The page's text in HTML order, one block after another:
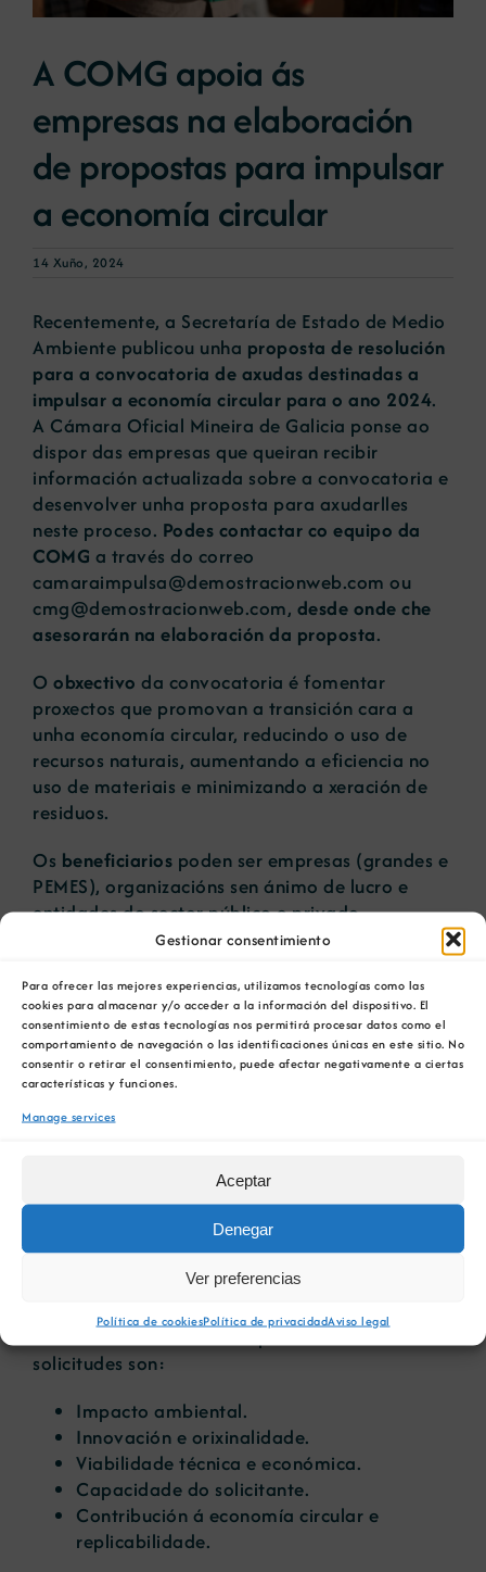
Gestionar consentimiento
Para ofrecer las mejores experiencias, utilizamos tecnologías como las
cookies para almacenar y/o acceder a la información del dispositivo. El
consentimiento de estas tecnologías nos permitirá procesar datos como el
comportamiento de navegación o las identificaciones únicas en este sitio. No
consentir o retirar el consentimiento, puede afectar negativamente a ciertas
características y funciones.
Manage services
Aceptar
Denegar
Ver preferencias
Política de cookiesPolítica de privacidadAviso legal
Novas
Portal de emprego
Contacto
A COMG apoia ás
empresas na elaboración
de propostas para impulsar
a economía circular
14 Xuño, 2024
Recentemente, a Secretaría de Estado de Medio
Ambiente publicou unha proposta de resolución
para a convocatoria de axudas destinadas a
impulsar a economía circular para o ano 2024.
A Cámara Oficial Mineira de Galicia ponse ao
dispor das empresas que queiran recibir
información actualizada sobre a convocatoria e
desenvolver unha proposta para axudarlles
neste proceso. Podes contactar co equipo da
COMG a través do correo
camaraimpulsa@demostracionweb.com ou
cmg@demostracionweb.com, desde onde che
asesorarán na elaboración da proposta.
O obxectivo da convocatoria é fomentar
proxectos que promovan a transición cara a
unha economía circular, reducindo o uso de
recursos naturais, aumentando a eficiencia no
uso de materiais e minimizando a xeración de
residuos.
Os beneficiarios poden ser empresas (grandes e
PEMES), organizacións sen ánimo de lucro e
entidades do sector público e privado.
Innovacións en procesos produtivos.
Desenvolvemento de produtos sostibles.
Iniciativas de reciclaxe e reutilización de
materiais.
Proxectos de sensibilización e educación.
As axudas cubrirán un porcentaxe dos custos do
proxecto, con límites máximos de
variables segundo o tipo de entidade ou
criterios de avaliaciónpara valorar as
solicitudes son:
Impacto ambiental.
Innovación e orixinalidade.
Viabilidade técnica e económica.
Capacidade do solicitante.
Contribución á economía circular e
replicabilidade.